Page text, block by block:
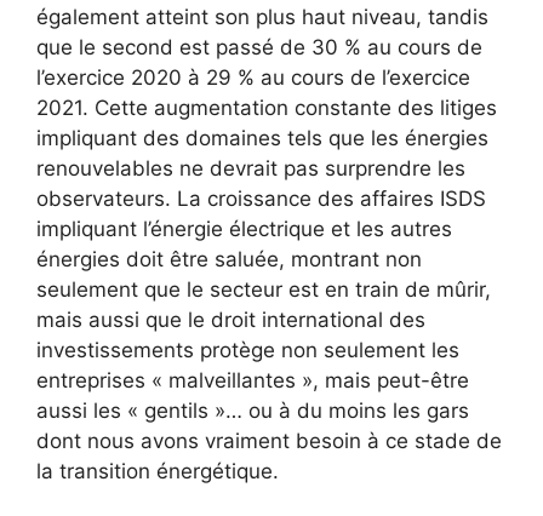
également atteint son plus haut niveau, tandis
que le second est passé de 30 % au cours de
l’exercice 2020 à 29 % au cours de l’exercice
2021. Cette augmentation constante des litiges
impliquant des domaines tels que les énergies
renouvelables ne devrait pas surprendre les
observateurs. La croissance des affaires ISDS
impliquant l’énergie électrique et les autres
énergies doit être saluée, montrant non
seulement que le secteur est en train de mûrir,
mais aussi que le droit international des
investissements protège non seulement les
entreprises « malveillantes », mais peut-être
aussi les « gentils »… ou à du moins les gars
dont nous avons vraiment besoin à ce stade de
la transition énergétique.